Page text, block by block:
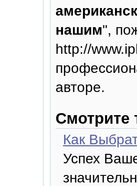
нашим",
http://
авторе.
Смотрите
Как
Успех